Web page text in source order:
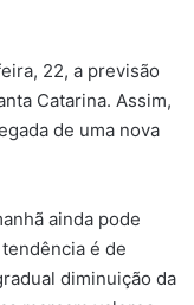
22, a previsão
Catarina. Assim,
de uma nova
ainda pode
é de
diminuição da